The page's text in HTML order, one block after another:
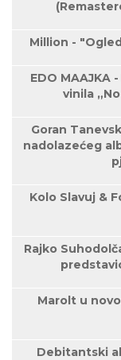
Million -
EDO
vinila
Goran
nadolazećeg
Kolo Slavuj &
Rajko
Marolt u
Debitantski